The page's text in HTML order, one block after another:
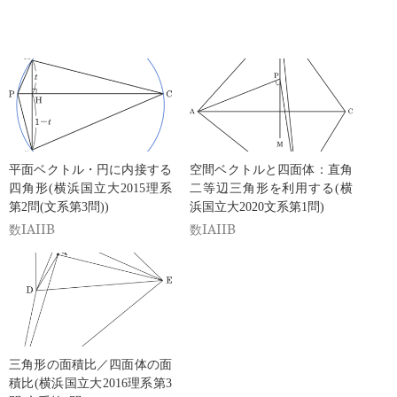
平面ベクトル・円に内接する
四角形(横浜国立大2015理系
第2問(文系第3問))
数IAIIB
空間ベクトルと四面体：直角
二等辺三角形を利用する(横
浜国立大2020文系第1問)
数IAIIB
三角形の面積比／四面体の面
積比(横浜国立大2016理系第3